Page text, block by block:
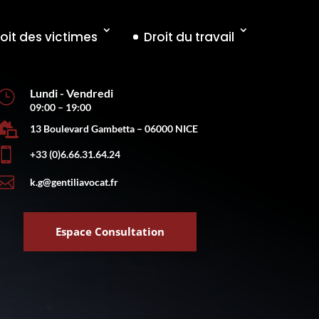
des victimes Droit du travail
Lundi - Vendredi
09:00 – 19:00
13 Boulevard Gambetta – 06000 NICE
+33 (0)6.66.31.64.24
k.g@gentiliavocat.fr
Espace Consultation